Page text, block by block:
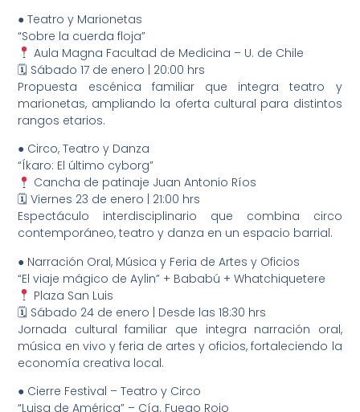
● Teatro y Marionetas
“Sobre la cuerda floja”
Aula Magna Facultad de Medicina – U. de Chile
🗓 Sábado 17 de enero | 20:00 hrs
Propuesta escénica familiar que integra teatro y
marionetas, ampliando la oferta cultural para distintos
rangos etarios.
● Circo, Teatro y Danza
“Íkaro: El último cyborg”
Cancha de patinaje Juan Antonio Ríos
🗓 Viernes 23 de enero | 21:00 hrs
Espectáculo interdisciplinario que combina circo
contemporáneo, teatro y danza en un espacio barrial.
● Narración Oral, Música y Feria de Artes y Oficios
“El viaje mágico de Aylin” + Bababú + Whatchiquetere
Plaza San Luis
🗓 Sábado 24 de enero | Desde las 18:30 hrs
Jornada cultural familiar que integra narración oral,
música en vivo y feria de artes y oficios, fortaleciendo la
economía creativa local.
● Cierre Festival – Teatro y Circo
“Luisa de América” – Cía. Fuego Rojo